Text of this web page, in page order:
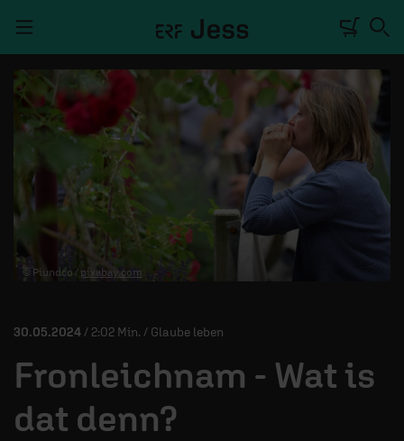
TALKWERK
REPORTAGE
RADIO
DEINE APP
MITMACHEN
ÜBER UNS
© Piundco / pixabay.com
30.05.2024 / 2:02 Min. / Glaube leben
Fronleichnam - Wat is
dat denn?